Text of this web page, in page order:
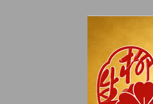
奈
季節
れに発